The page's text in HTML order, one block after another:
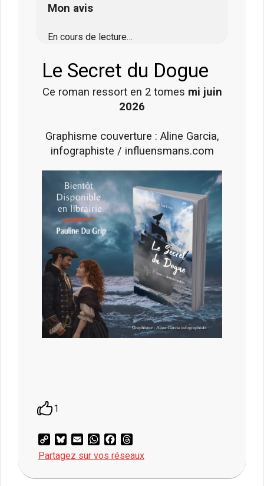
Mon avis
En cours de lecture…
Le Secret du Dogue
Ce roman ressort en 2 tomes mi juin
2026
Graphisme couverture : Aline Garcia,
infographiste / influensmans.com
1
Copy
Link
Bluesky
Email WhatsAppFacebook
Partagez sur vos réseaux
2026-